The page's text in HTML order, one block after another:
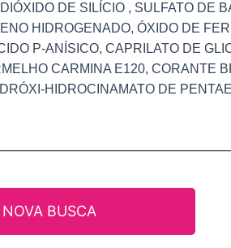
DE SILÍCIO , SULFATO DE
HIDROGENADO, ÓXIDO DE
P-ANÍSICO, CAPRILATO DE
CARMINA E120, CORANTE
HIDROCINAMATO DE
NOVA BUSCA